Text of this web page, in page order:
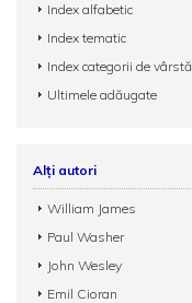
Index alfabetic
Index tematic
Index categorii de vârstă
Ultimele adăugate
Alți autori
William James
Paul Washer
John Wesley
Emil Cioran